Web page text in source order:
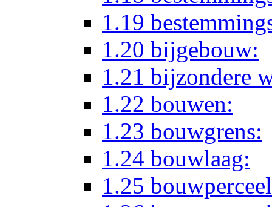
1.19
1.20 bijgebouw:
1.21 bijzondere
1.22 bouwen:
1.23 bouwgrens:
1.24 bouwlaag:
1.25